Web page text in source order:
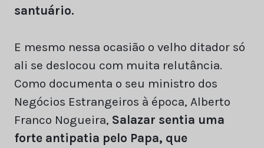
santuário.
E mesmo nessa ocasião o velho ditador só
ali se deslocou com muita relutância.
Como documenta o seu ministro dos
Negócios Estrangeiros à época, Alberto
Franco Nogueira, Salazar sentia uma
forte antipatia pelo Papa, que